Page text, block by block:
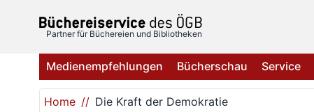
Partner für Büchereien und Bibliotheken
Medienempfehlungen Bücherschau Service
Home Die Kraft der Demokratie